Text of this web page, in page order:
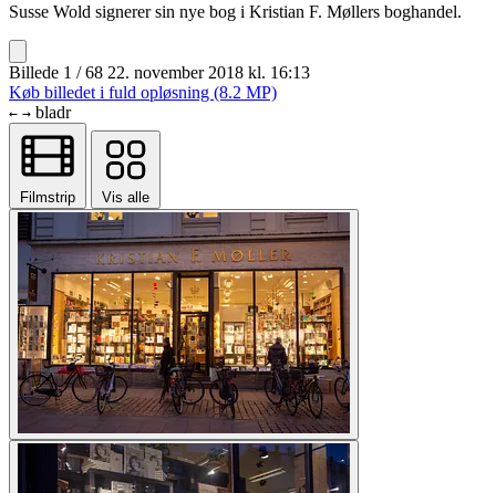
Susse Wold signerer sin nye bog i Kristian F. Møllers boghandel.
Billede 1 / 68 22. november 2018 kl. 16:13
Køb billedet i fuld opløsning (8.2 MP)
← → bladr
Filmstrip Vis alle